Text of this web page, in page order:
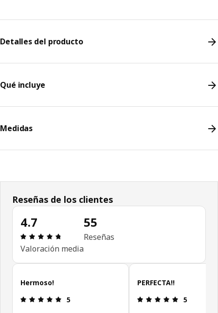
Detalles del producto
Qué incluye
Medidas
Reseñas de los clientes
4.7
Revisión: 4.7 fuera de 5 estrellas. Revisiones
Valoración media
55
Reseñas
Omitir reseñas de clientes
Hermoso!
Revisión: 5 fuera de 5 estrellas.
5
PERFECTA!!
Revisión:
5